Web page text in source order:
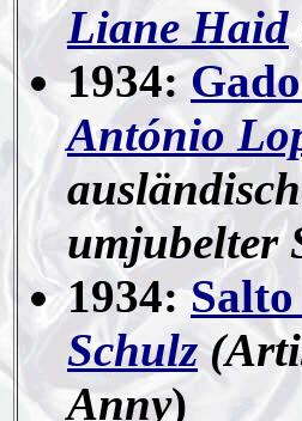
Liane Haid
1934:
António
umjubelter
1934:
Schulz
Anny)